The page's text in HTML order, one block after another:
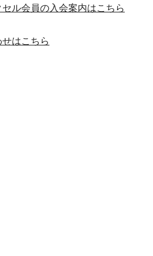
ル会員の入会案内はこちら
はこちら